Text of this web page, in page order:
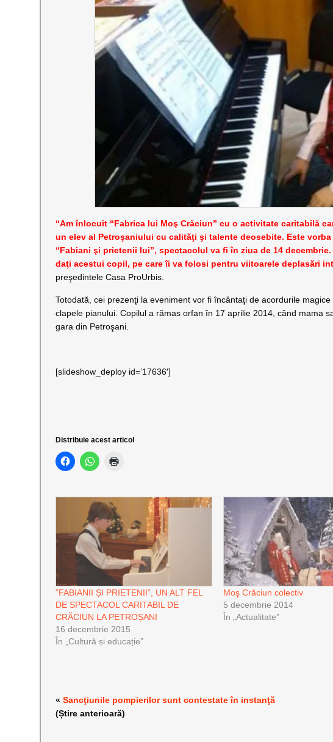
“Am înlocuit “Fabrica lui Moş Crăciun” cu o activitate caritabilă
un elev al Petroşaniului cu calităţi şi talente deosebite. Este
“Fabiani şi prietenii lui”, spectacolul va fi în ziua de 14
daţi acestui copil, pe care îi va folosi pentru viitoarele deplasări
preşedintele Casa ProUrbis.
Totodată, cei prezenţi la eveniment vor fi încântaţi de acordurile
clapele pianului. Copilul a rămas orfan în 17 aprilie 2014, când mama
gara din Petroşani.
[slideshow_deploy id=’17636′]
Distribuie acest articol
”FABIANII ȘI PRIETENII”, UN ALT FEL
DE SPECTACOL CARITABIL DE
CRĂCIUN LA PETROȘANI
16 decembrie 2015
În „Cultură și educație”
Moş Crăciun colectiv
5 decembrie 2014
În „Actualitate”
«Sancţiunile pompierilor sunt contestate în instanţă
(Știre anterioară)